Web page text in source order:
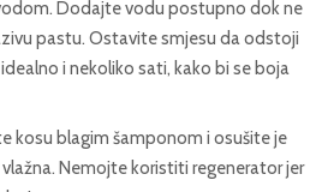
Dodajte vodu postupno dok ne
pastu. Ostavite smjesu da odstoji
i nekoliko sati, kako bi se boja
kosu blagim šamponom i osušite je
Nemojte koristiti regenerator jer